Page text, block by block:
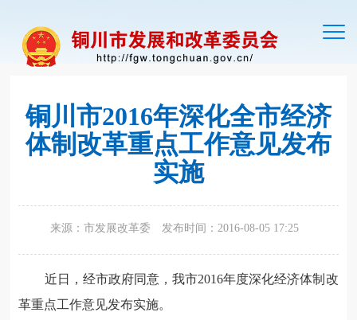
切
换
铜川市2016年深化全市经济
体制改革重点工作意见发布
实施
来源：市发展改革委 发布时间：2016-08-05 17:25
近日，经市政府同意，我市2016年度深化经济体制改
革重点工作意见发布实施。